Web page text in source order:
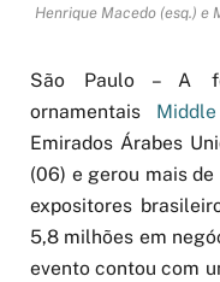
Henrique Macedo (esq.) e
São Paulo – A
ornamentais
Emirados Árabes
(06) e gerou mais
expositores
5,8 milhões em
evento contou com